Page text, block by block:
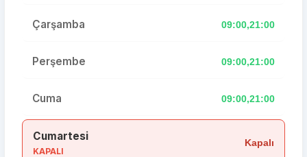
Çarşamba 09:00,21:00
Perşembe 09:00,21:00
Cuma 09:00,21:00
Cumartesi
KAPALI
Kapalı